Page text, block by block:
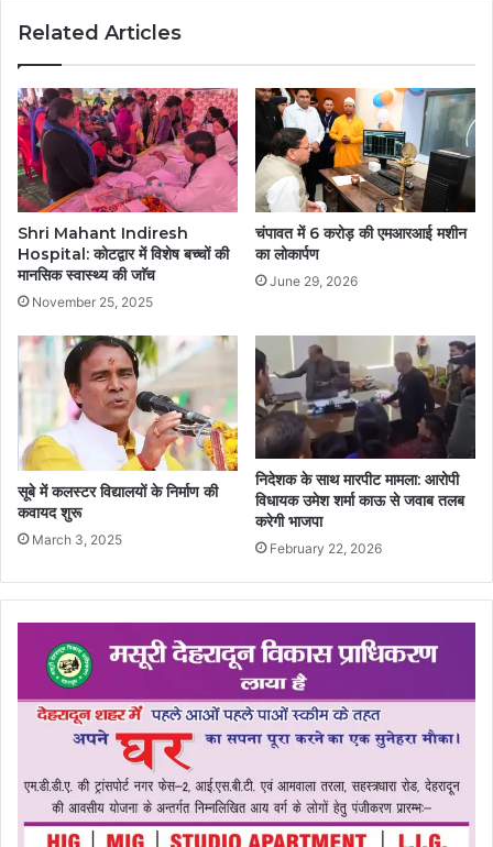
Related Articles
Shri Mahant Indiresh
Hospital: कोटद्वार में विशेष बच्चों की
मानसिक स्वास्थ्य की जाॅच
November 25, 2025
चंपावत में 6 करोड़ की एमआरआई मशीन
का लोकार्पण
June 29, 2026
सूबे में कलस्टर विद्यालयों के निर्माण की
कवायद शुरू
March 3, 2025
निदेशक के साथ मारपीट मामला: आरोपी
विधायक उमेश शर्मा काऊ से जवाब तलब
करेगी भाजपा
February 22, 2026